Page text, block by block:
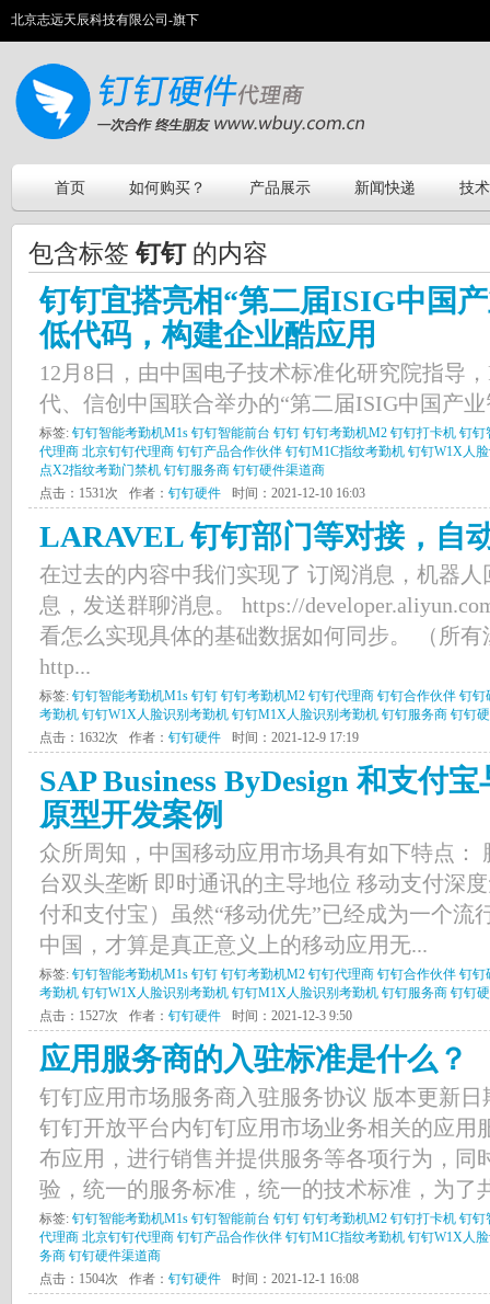
北京志远天辰科技有限公司-旗下
首页 如何购买？ 产品展示 新闻快递 技
包含标签钉钉的内容
钉钉宜搭亮相“第二届ISIG中国
低代码，构建企业酷应用
12月8日，由中国电子技术标准化研究院指导
代、信创中国联合举办的“第二届ISIG中国产
标签: 钉钉智能考勤机M1s 钉钉智能前台 钉钉 钉钉考勤机M2 钉钉打卡机 钉钉
代理商 北京钉钉代理商 钉钉产品合作伙伴 钉钉M1C指纹考勤机 钉钉W1X人
点X2指纹考勤门禁机 钉钉服务商 钉钉硬件渠道商
点击：1531次
作者： 钉钉硬件 时间：2021-12-10 16:03
LARAVEL 钉钉部门等对接，自
在过去的内容中我们实现了 订阅消息，机器
息，发送群聊消息。 https://
看怎么实现具体的基础数据如何同步。 （所
http...
标签: 钉钉智能考勤机M1s 钉钉 钉钉考勤机M2 钉钉代理商 钉钉合作伙伴 钉钉
考勤机 钉钉W1X人脸识别考勤机 钉钉M1X人脸识别考勤机 钉钉服务商 钉钉
点击：1632次
作者： 钉钉硬件 时间：2021-12-9 17:19
SAP Business ByDesign 和支付
原型开发案例
众所周知，中国移动应用市场具有如下特点：
台双头垄断 即时通讯的主导地位 移动支付深
付和支付宝）虽然“移动优先”已经成为一个流
中国，才算是真正意义上的移动应用无...
标签: 钉钉智能考勤机M1s 钉钉 钉钉考勤机M2 钉钉代理商 钉钉合作伙伴 钉钉
考勤机 钉钉W1X人脸识别考勤机 钉钉M1X人脸识别考勤机 钉钉服务商 钉钉
点击：1527次
作者： 钉钉硬件 时间：2021-12-3 9:50
应用服务商的入驻标准是什么？
钉钉应用市场服务商入驻服务协议 版本更新日
钉钉开放平台内钉钉应用市场业务相关的应用
布应用，进行销售并提供服务等各项行为，同
验，统一的服务标准，统一的技术标准，为了
标签: 钉钉智能考勤机M1s 钉钉智能前台 钉钉 钉钉考勤机M2 钉钉打卡机 钉钉
代理商 北京钉钉代理商 钉钉产品合作伙伴 钉钉M1C指纹考勤机 钉钉W1X人
务商 钉钉硬件渠道商
点击：1504次
作者： 钉钉硬件 时间：2021-12-1 16:08